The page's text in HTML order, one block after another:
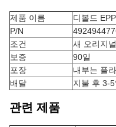
제품 이름
디볼드
P/N
조건
새 오리지
보증
90일
포장
내부는 플
배달
지불 후 3-5
관련 제품